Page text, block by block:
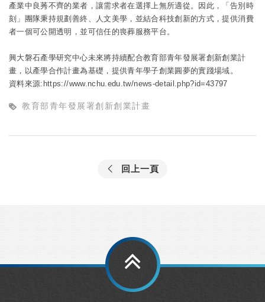
產業中良莠不齊的業者，讓需求者在選擇上無所適從。因此，「告別時
刻」團隊秉持規劃善終、人文美學，並結合科技創新的方式，提供消費
者一個可公開透明，並可信任的喪葬服務平台。
興大磐石產學研究中心未來將持續配合教育部青年發展署創新創業計
畫，以產學合作計畫為基礎，提供青年學子創業圓夢的實踐場域。
資料來源:https://www.nchu.edu.tw/news-detail.php?id=43797
教育部青年發展署創新創業計畫
回上一頁